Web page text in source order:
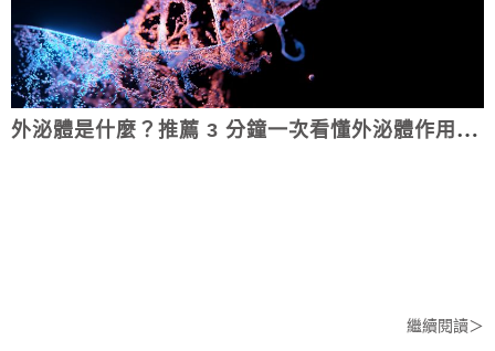
外泌體是什麼？推薦 3 分鐘一次看懂外泌體作用、價格及優缺點！
繼續閱讀＞